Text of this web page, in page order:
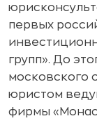
первых
групп». До
московского
юристом
фирмы